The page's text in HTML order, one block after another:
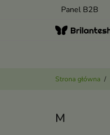
Panel B2B
Strona główna
M